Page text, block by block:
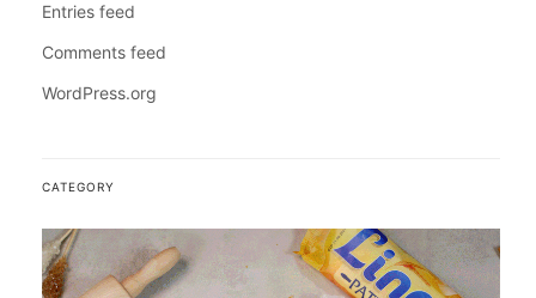
Entries feed
Comments feed
WordPress.org
CATEGORY